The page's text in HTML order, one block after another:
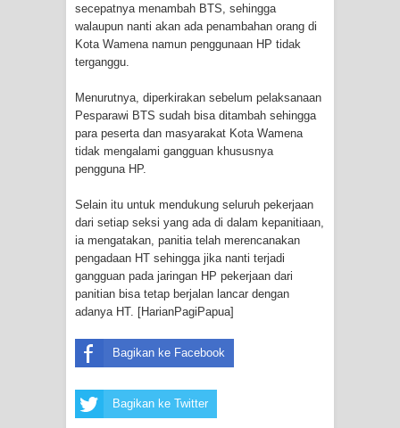
Mace
BRI Region 18 Jayapura Salurkan
Polda Papua pada Peringatan Hari
Bhayangkara ke-80
Indonesia Turns Remote Papua
Frontier into National Food Belt with
Mechanized Rice Expansion
Mentan Tinjau Program Cetak Sawah
dan Penanaman Padi di Merauke
secepatnya menambah BTS, sehingga
walaupun nanti akan ada penambahan orang di
Kota Wamena namun penggunaan HP tidak
terganggu.
Menurutnya, diperkirakan sebelum pelaksanaan
Pesparawi BTS sudah bisa ditambah sehingga
para peserta dan masyarakat Kota Wamena
tidak mengalami gangguan khususnya
pengguna HP.
Selain itu untuk mendukung seluruh pekerjaan
dari setiap seksi yang ada di dalam kepanitiaan,
ia mengatakan, panitia telah merencanakan
pengadaan HT sehingga jika nanti terjadi
gangguan pada jaringan HP pekerjaan dari
panitian bisa tetap berjalan lancar dengan
adanya HT. [HarianPagiPapua]
Bagikan ke Facebook
Bagikan ke Twitter